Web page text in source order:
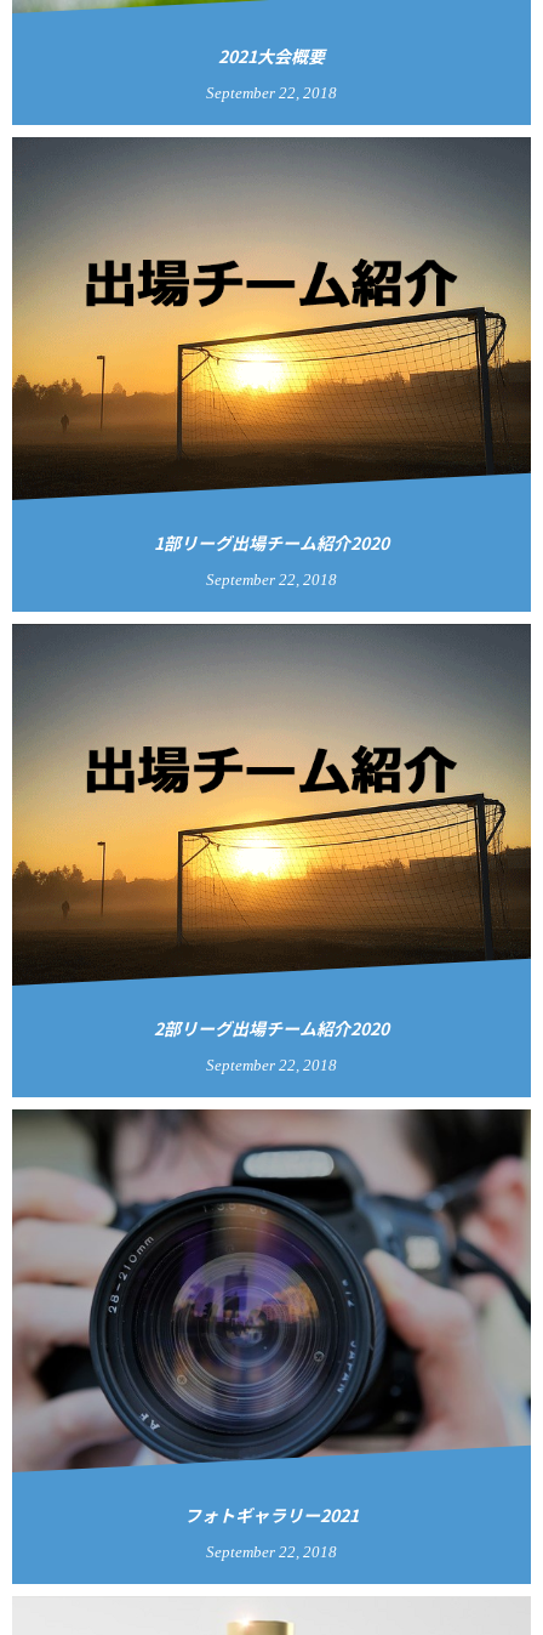
2021大会概要
September 22 2018
1部リーグ出場チーム紹介2020
September 22 2018
2部リーグ出場チーム紹介2020
September 22, 2018
フォトギャラリー2021
September 22 2018